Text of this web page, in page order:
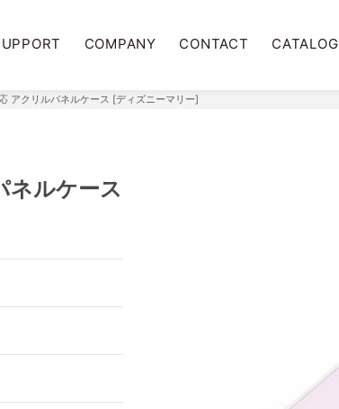
COMPANY CONTACT CATALOG
アクリルパネルケース [ディズニーマリー]
ネルケース